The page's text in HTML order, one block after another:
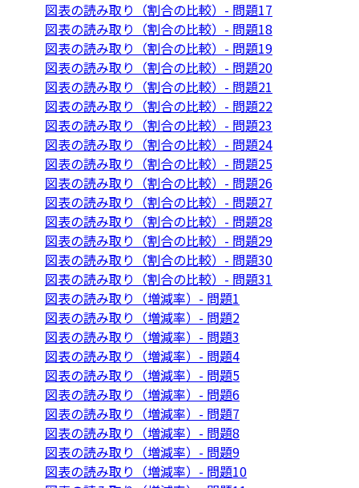
図表の読み取り（割合の比較）- 問題17
図表の読み取り（割合の比較）- 問題18
図表の読み取り（割合の比較）- 問題19
図表の読み取り（割合の比較）- 問題20
図表の読み取り（割合の比較）- 問題21
図表の読み取り（割合の比較）- 問題22
図表の読み取り（割合の比較）- 問題23
図表の読み取り（割合の比較）- 問題24
図表の読み取り（割合の比較）- 問題25
図表の読み取り（割合の比較）- 問題26
図表の読み取り（割合の比較）- 問題27
図表の読み取り（割合の比較）- 問題28
図表の読み取り（割合の比較）- 問題29
図表の読み取り（割合の比較）- 問題30
図表の読み取り（割合の比較）- 問題31
図表の読み取り（増減率）- 問題1
図表の読み取り（増減率）- 問題2
図表の読み取り（増減率）- 問題3
図表の読み取り（増減率）- 問題4
図表の読み取り（増減率）- 問題5
図表の読み取り（増減率）- 問題6
図表の読み取り（増減率）- 問題7
図表の読み取り（増減率）- 問題8
図表の読み取り（増減率）- 問題9
図表の読み取り（増減率）- 問題10